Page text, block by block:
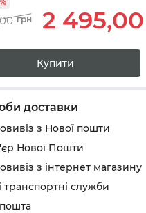
грн 2 495,00
Купити
доставки
з Нової пошти
Нової Пошти
з інтернет магазину
транспортні служби